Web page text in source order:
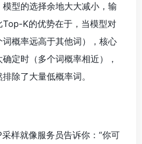
型的选择余地大大减小，输
K的优势在于，当模型对
概率远高于其他词），核心
定时（多个词概率相近），
除了大量低概率词。
样就像服务员告诉你：“你可